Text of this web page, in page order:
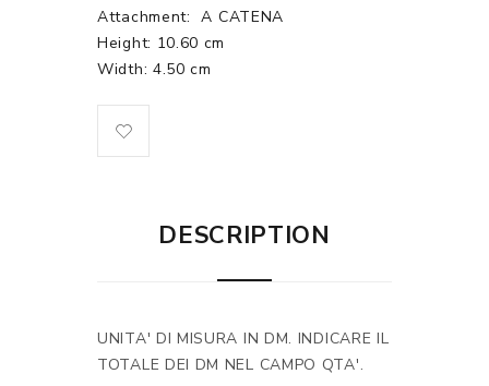
Attachment:
A CATENA
Height: 10.60 cm
Width: 4.50 cm
DESCRIPTION
UNITA' DI MISURA IN DM. INDICARE IL
TOTALE DEI DM NEL CAMPO QTA'.